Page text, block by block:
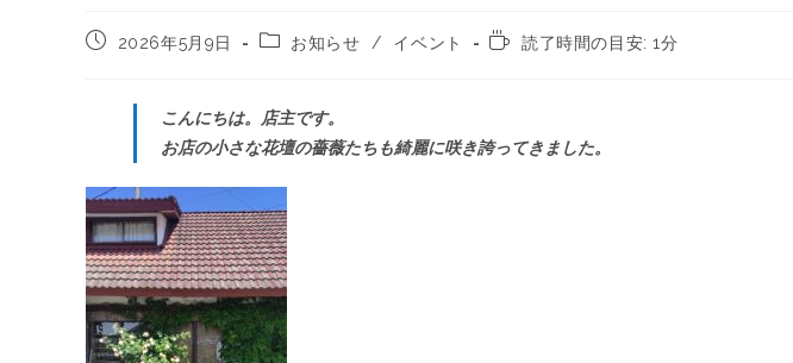
2026年5月9日 お知らせ / イベント 読了時間の目安: 1分
こんにちは。店主です。
お店の小さな花壇の薔薇たちも綺麗に咲き誇ってきました。